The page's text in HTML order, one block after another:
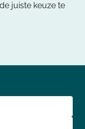
juiste keuze te